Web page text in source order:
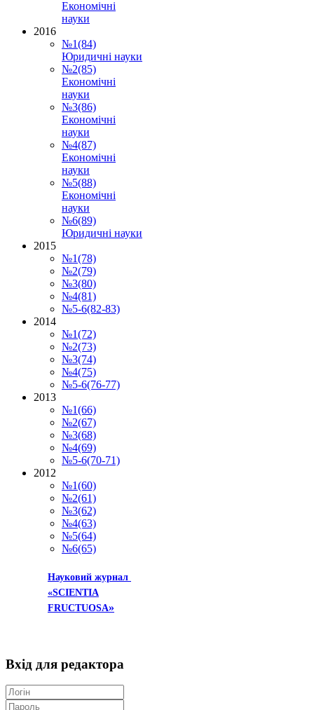
Економічні
науки
2016
№1(84)
Юридичні науки
№2(85)
Економічні
науки
№3(86)
Економічні
науки
№4(87)
Економічні
науки
№5(88)
Економічні
науки
№6(89)
Юридичні науки
2015
№1(78)
№2(79)
№3(80)
№4(81)
№5-6(82-83)
2014
№1(72)
№2(73)
№3(74)
№4(75)
№5-6(76-77)
2013
№1(66)
№2(67)
№3(68)
№4(69)
№5-6(70-71)
2012
№1(60)
№2(61)
№3(62)
№4(63)
№5(64)
№6(65)
Науковий журнал
«SCIENTIA
FRUCTUOSA»
Вхід для редактора